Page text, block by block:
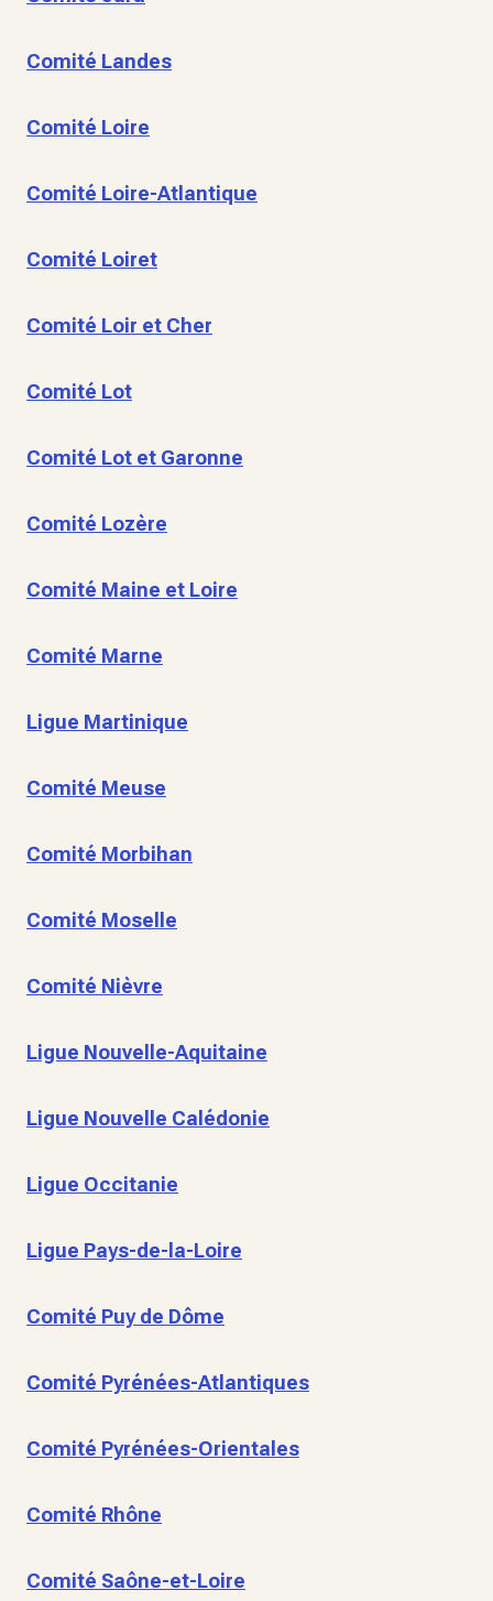
Comité Landes
Comité Loire
Comité Loire-Atlantique
Comité Loiret
Comité Loir et Cher
Comité Lot
Comité Lot et Garonne
Comité Lozère
Comité Maine et Loire
Comité Marne
Ligue Martinique
Comité Meuse
Comité Morbihan
Comité Moselle
Comité Nièvre
Ligue Nouvelle-Aquitaine
Ligue Nouvelle Calédonie
Ligue Occitanie
Ligue Pays-de-la-Loire
Comité Puy de Dôme
Comité Pyrénées-Atlantiques
Comité Pyrénées-Orientales
Comité Rhône
Comité Saône-et-Loire